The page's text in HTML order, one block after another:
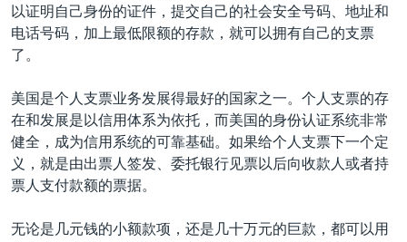
美国之音专访
南中国海争端
关注西藏
关注新疆
其他语言网站
以证明自己身份的证件，提交自己的社会安全号码、地址和
电话号码，加上最低限额的存款，就可以拥有自己的支票
了。
美国是个人支票业务发展得最好的国家之一。个人支票的存
在和发展是以信用体系为依托，而美国的身份认证系统非常
健全，成为信用系统的可靠基础。如果给个人支票下一个定
义，就是由出票人签发、委托银行见票以后向收款人或者持
票人支付款额的票据。
无论是几元钱的小额款项，还是几十万元的巨款，都可以用